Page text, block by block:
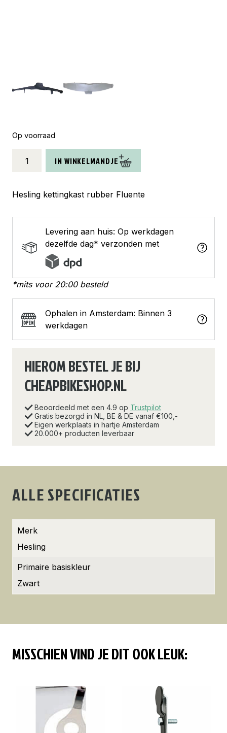
Op voorraad
kettingkast
Fluente
IN WINKELMANDJE
Hesling kettingkast rubber Fluente
Levering aan huis: Op werkdagen
dezelfde dag* verzonden met
*mits voor 20:00 besteld
Ophalen in Amsterdam: Binnen 3
werkdagen
HIEROM BESTEL JE BIJ
CHEAPBIKESHOP.NL
Beoordeeld met een 4.9 op Trustpilot
Gratis bezorgd in NL, BE & DE vanaf €100,-
Eigen werkplaats in hartje Amsterdam
20.000+ producten leverbaar
ALLE SPECIFICATIES
Merk
Hesling
Primaire basiskleur
Zwart
MISSCHIEN VIND JE DIT OOK LEUK: